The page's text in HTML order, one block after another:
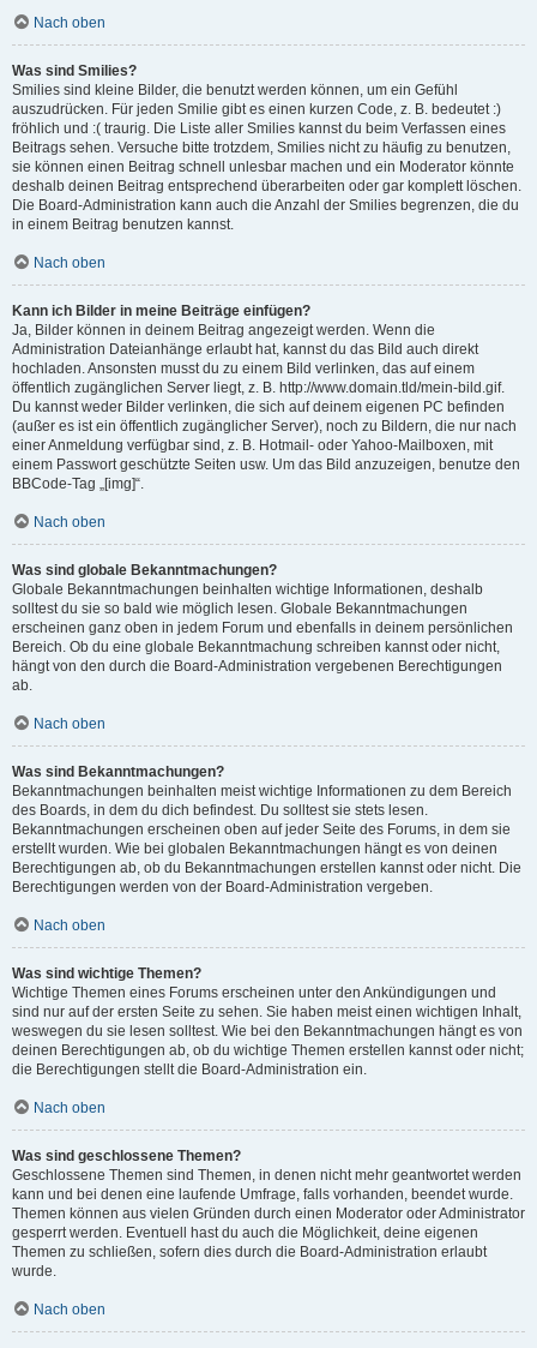
Nach oben
Was sind Smilies?
Smilies sind kleine Bilder, die benutzt werden können, um ein Gefühl
auszudrücken. Für jeden Smilie gibt es einen kurzen Code, z. B. bedeutet :)
fröhlich und :( traurig. Die Liste aller Smilies kannst du beim Verfassen eines
Beitrags sehen. Versuche bitte trotzdem, Smilies nicht zu häufig zu benutzen,
sie können einen Beitrag schnell unlesbar machen und ein Moderator könnte
deshalb deinen Beitrag entsprechend überarbeiten oder gar komplett löschen.
Die Board-Administration kann auch die Anzahl der Smilies begrenzen, die du
in einem Beitrag benutzen kannst.
Nach oben
Kann ich Bilder in meine Beiträge einfügen?
Ja, Bilder können in deinem Beitrag angezeigt werden. Wenn die
Administration Dateianhänge erlaubt hat, kannst du das Bild auch direkt
hochladen. Ansonsten musst du zu einem Bild verlinken, das auf einem
öffentlich zugänglichen Server liegt, z. B. http://www.domain.tld/mein-bild.gif.
Du kannst weder Bilder verlinken, die sich auf deinem eigenen PC befinden
(außer es ist ein öffentlich zugänglicher Server), noch zu Bildern, die nur nach
einer Anmeldung verfügbar sind, z. B. Hotmail- oder Yahoo-Mailboxen, mit
einem Passwort geschützte Seiten usw. Um das Bild anzuzeigen, benutze den
BBCode-Tag „[img]“.
Nach oben
Was sind globale Bekanntmachungen?
Globale Bekanntmachungen beinhalten wichtige Informationen, deshalb
solltest du sie so bald wie möglich lesen. Globale Bekanntmachungen
erscheinen ganz oben in jedem Forum und ebenfalls in deinem persönlichen
Bereich. Ob du eine globale Bekanntmachung schreiben kannst oder nicht,
hängt von den durch die Board-Administration vergebenen Berechtigungen
ab.
Nach oben
Was sind Bekanntmachungen?
Bekanntmachungen beinhalten meist wichtige Informationen zu dem Bereich
des Boards, in dem du dich befindest. Du solltest sie stets lesen.
Bekanntmachungen erscheinen oben auf jeder Seite des Forums, in dem sie
erstellt wurden. Wie bei globalen Bekanntmachungen hängt es von deinen
Berechtigungen ab, ob du Bekanntmachungen erstellen kannst oder nicht. Die
Berechtigungen werden von der Board-Administration vergeben.
Nach oben
Was sind wichtige Themen?
Wichtige Themen eines Forums erscheinen unter den Ankündigungen und
sind nur auf der ersten Seite zu sehen. Sie haben meist einen wichtigen Inhalt,
weswegen du sie lesen solltest. Wie bei den Bekanntmachungen hängt es von
deinen Berechtigungen ab, ob du wichtige Themen erstellen kannst oder nicht;
die Berechtigungen stellt die Board-Administration ein.
Nach oben
Was sind geschlossene Themen?
Geschlossene Themen sind Themen, in denen nicht mehr geantwortet werden
kann und bei denen eine laufende Umfrage, falls vorhanden, beendet wurde.
Themen können aus vielen Gründen durch einen Moderator oder Administrator
gesperrt werden. Eventuell hast du auch die Möglichkeit, deine eigenen
Themen zu schließen, sofern dies durch die Board-Administration erlaubt
wurde.
Nach oben